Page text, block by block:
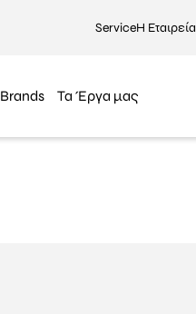
ServiceΗ Εταιρεία
Brands Τα Έργα μας